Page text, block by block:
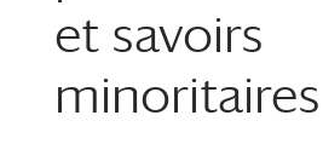
et savoirs
minoritaires